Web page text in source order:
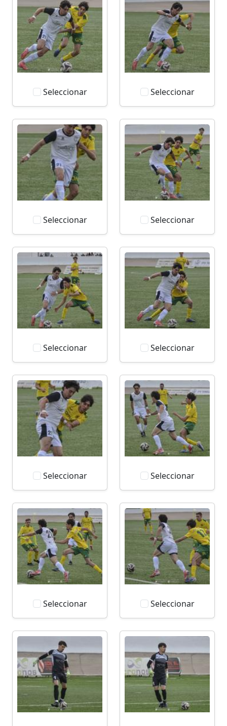
Seleccionar Seleccionar
Seleccionar Seleccionar
Seleccionar Seleccionar
Seleccionar Seleccionar
Seleccionar Seleccionar